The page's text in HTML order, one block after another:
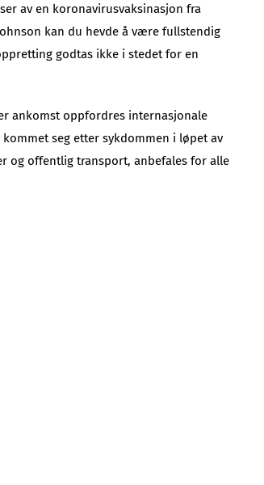
av en koronavirusvaksinasjon fra
kan du hevde å være fullstendig
godtas ikke i stedet for en
ankomst oppfordres internasjonale
seg etter sykdommen i løpet av
og offentlig transport, anbefales for alle